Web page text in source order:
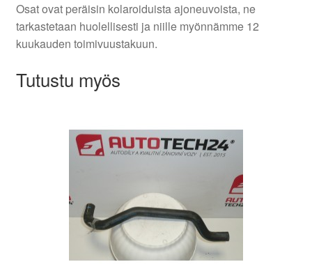
Osat ovat peräisin kolaroiduista ajoneuvoista, ne
tarkastetaan huolellisesti ja niille myönnämme 12
kuukauden toimivuustakuun.
Tutustu myös